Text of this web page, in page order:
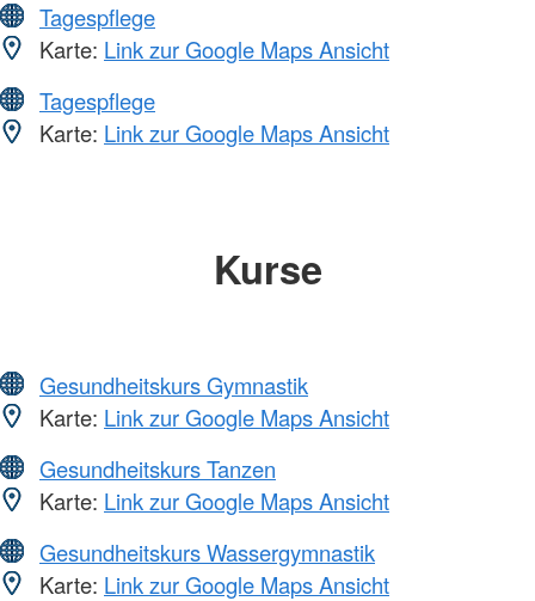
Tagespflege
Karte: Link zur Google Maps Ansicht
Tagespflege
Karte: Link zur Google Maps Ansicht
Kurse
Gesundheitskurs Gymnastik
Karte: Link zur Google Maps Ansicht
Gesundheitskurs Tanzen
Karte: Link zur Google Maps Ansicht
Gesundheitskurs Wassergymnastik
Karte: Link zur Google Maps Ansicht